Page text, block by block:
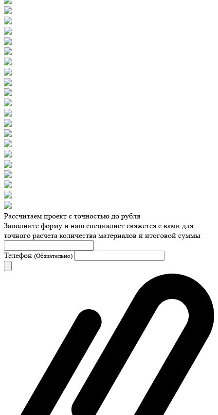
Рассчитаем проект с точностью до рубля
Заполните форму и наш специалист свяжется с вами для
точного расчета количества материалов и итоговой суммы
Телефон (Обязательно)